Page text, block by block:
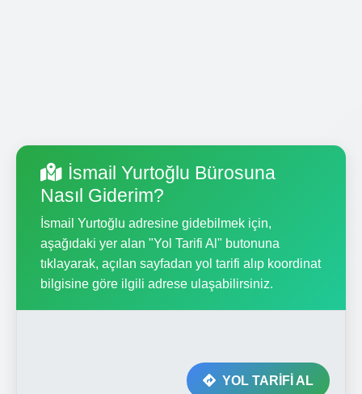
İsmail Yurtoğlu Bürosuna
Nasıl Giderim?
İsmail Yurtoğlu adresine gidebilmek için,
aşağıdaki yer alan "Yol Tarifi Al" butonuna
tıklayarak, açılan sayfadan yol tarifi alıp koordinat
bilgisine göre ilgili adrese ulaşabilirsiniz.
YOL TARİFİ AL